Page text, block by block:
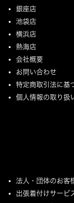
銀座店
池袋店
横浜店
熱海店
会社概要
お問い合わせ
特定商取引法に基
個人情報の取り扱
法人・団体のお客
出張着付けサービ